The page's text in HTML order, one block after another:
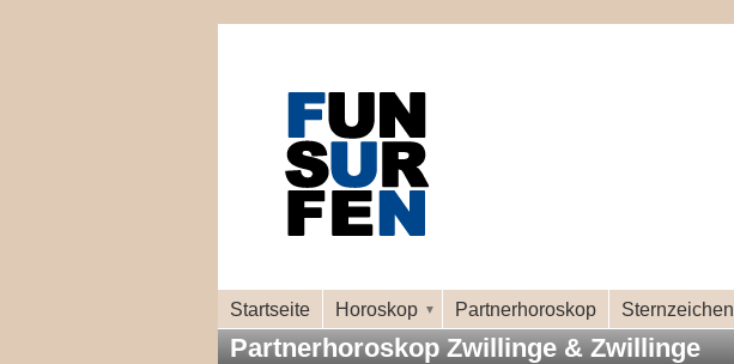
Startseite Horoskop Partnerhoroskop Sternzeichen
Partnerhoroskop Zwillinge & Zwillinge